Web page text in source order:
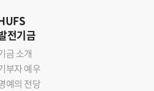
전기금
금 소개
부자 예우
예의 전당